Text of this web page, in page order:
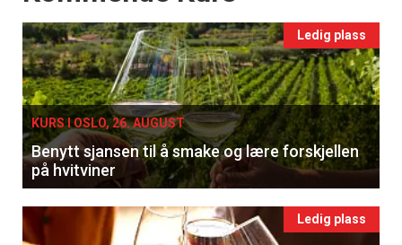
Ledig plass
KURS I OSLO, 26. AUGUST
Benytt sjansen til å smake og lære forskjellen
på hvitviner
Ledig plass